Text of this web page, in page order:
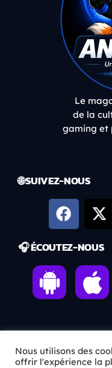
Le
de la
gaming et
🌐 SUIVEZ-NOUS
🎧 ÉCOUTEZ-NOUS
Nous utilisons des
offrir l'expérience la